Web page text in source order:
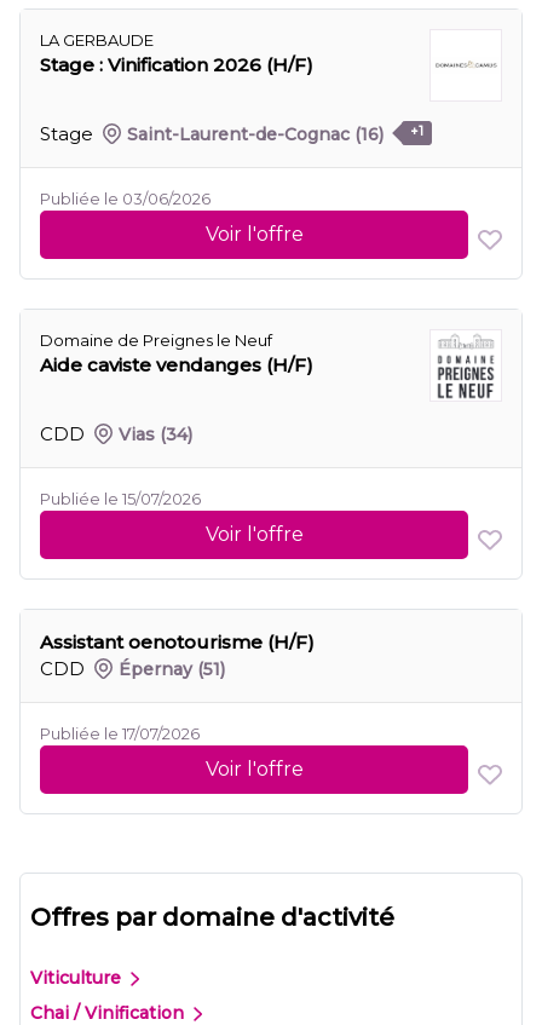
LA GERBAUDE
Stage : Vinification 2026 (H/F)
Stage Saint-Laurent-de-Cognac (16) +1
Publiée le 03/06/2026
Voir l'offre
Domaine de Preignes le Neuf
Aide caviste vendanges (H/F)
CDD Vias (34)
Publiée le 15/07/2026
Voir l'offre
Assistant oenotourisme (H/F)
CDD
Épernay (51)
Publiée le 17/07/2026
Voir l'offre
Offres par domaine d'activité
Viticulture
Chai / Vinification